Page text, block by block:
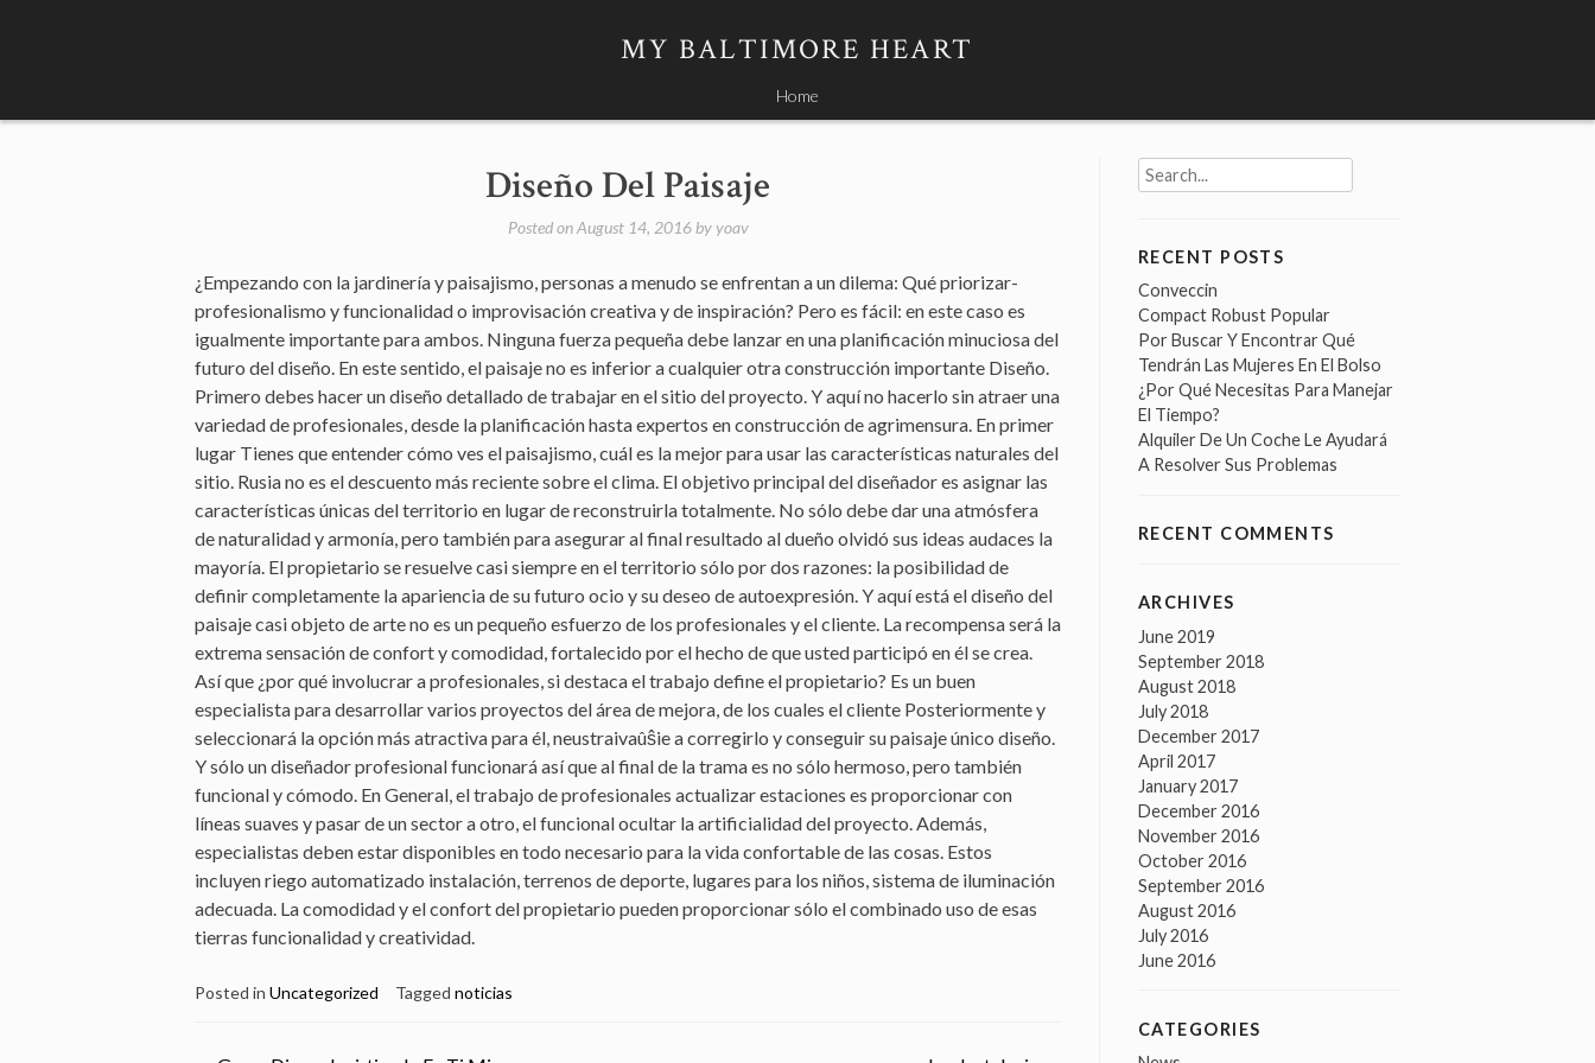
MY BALTIMORE HEART
Home
Diseño Del Paisaje
Posted onAugust 14, 2016byyoav
¿Empezando con la jardinería y paisajismo, personas a menudo se enfrentan a un dilema: Qué priorizar-
profesionalismo y funcionalidad o improvisación creativa y de inspiración? Pero es fácil: en este caso es
igualmente importante para ambos. Ninguna fuerza pequeña debe lanzar en una planificación minuciosa del
futuro del diseño. En este sentido, el paisaje no es inferior a cualquier otra construcción importante Diseño.
Primero debes hacer un diseño detallado de trabajar en el sitio del proyecto. Y aquí no hacerlo sin atraer una
variedad de profesionales, desde la planificación hasta expertos en construcción de agrimensura. En primer
lugar Tienes que entender cómo ves el paisajismo, cuál es la mejor para usar las características naturales del
sitio. Rusia no es el descuento más reciente sobre el clima. El objetivo principal del diseñador es asignar las
características únicas del territorio en lugar de reconstruirla totalmente. No sólo debe dar una atmósfera
de naturalidad y armonía, pero también para asegurar al final resultado al dueño olvidó sus ideas audaces la
mayoría. El propietario se resuelve casi siempre en el territorio sólo por dos razones: la posibilidad de
definir completamente la apariencia de su futuro ocio y su deseo de autoexpresión. Y aquí está el diseño del
paisaje casi objeto de arte no es un pequeño esfuerzo de los profesionales y el cliente. La recompensa será la
extrema sensación de confort y comodidad, fortalecido por el hecho de que usted participó en él se crea.
Así que ¿por qué involucrar a profesionales, si destaca el trabajo define el propietario? Es un buen
especialista para desarrollar varios proyectos del área de mejora, de los cuales el cliente Posteriormente y
seleccionará la opción más atractiva para él, neustraivaûŝie a corregirlo y conseguir su paisaje único diseño.
Y sólo un diseñador profesional funcionará así que al final de la trama es no sólo hermoso, pero también
funcional y cómodo. En General, el trabajo de profesionales actualizar estaciones es proporcionar con
líneas suaves y pasar de un sector a otro, el funcional ocultar la artificialidad del proyecto. Además,
especialistas deben estar disponibles en todo necesario para la vida confortable de las cosas. Estos
incluyen riego automatizado instalación, terrenos de deporte, lugares para los niños, sistema de iluminación
adecuada. La comodidad y el confort del propietario pueden proporcionar sólo el combinado uso de esas
tierras funcionalidad y creatividad.
Posted in Uncategorized Tagged noticias
Search
for:
RECENT POSTS
Conveccin
Compact Robust Popular
Por Buscar Y Encontrar Qué
Tendrán Las Mujeres En El Bolso
¿Por Qué Necesitas Para Manejar
El Tiempo?
Alquiler De Un Coche Le Ayudará
A Resolver Sus Problemas
RECENT COMMENTS
ARCHIVES
June 2019
September 2018
August 2018
July 2018
December 2017
April 2017
January 2017
December 2016
November 2016
October 2016
September 2016
August 2016
July 2016
June 2016
CATEGORIES